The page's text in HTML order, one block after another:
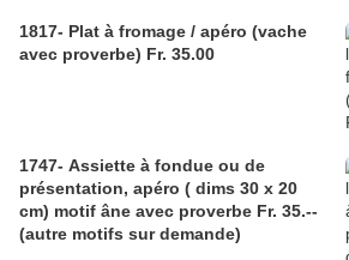
1817- Plat à fromage / apéro (vache
avec proverbe) Fr. 35.00
1747- Assiette à fondue ou de
présentation, apéro ( dims 30 x 20
cm) motif âne avec proverbe Fr. 35.--
(autre motifs sur demande)